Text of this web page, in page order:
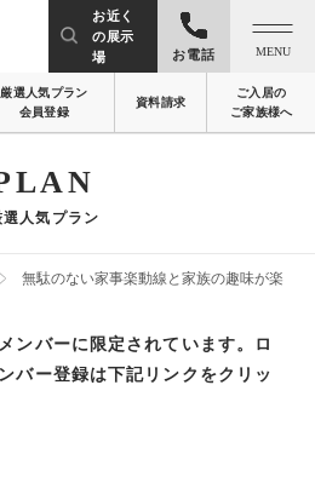
お近く
の展示
場
お電話 MENU
厳選人気プラン
会員登録
資料請求
ご入居の
ご家族様へ
選人気プラン
無駄のない家事楽動線と家族の趣味が楽
ンバーに限定されています。ロ
バー登録は下記リンクをクリッ